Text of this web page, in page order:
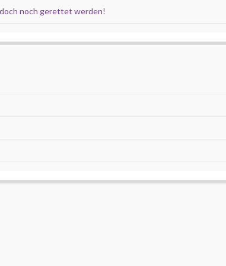
noch gerettet werden!